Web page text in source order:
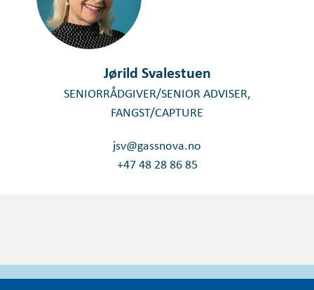
Jørild Svalestuen
SENIORRÅDGIVER/SENIOR ADVISER,
FANGST/CAPTURE
jsv@gassnova.no
+47 48 28 86 85